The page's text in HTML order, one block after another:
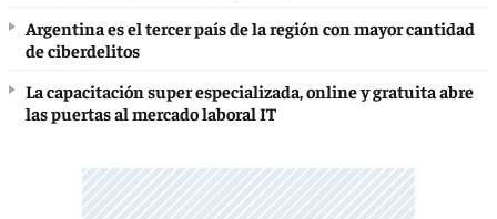
Argentina es el tercer país de la región con mayor cantidad
de ciberdelitos
La capacitación super especializada, online y gratuita abre
las puertas al mercado laboral IT